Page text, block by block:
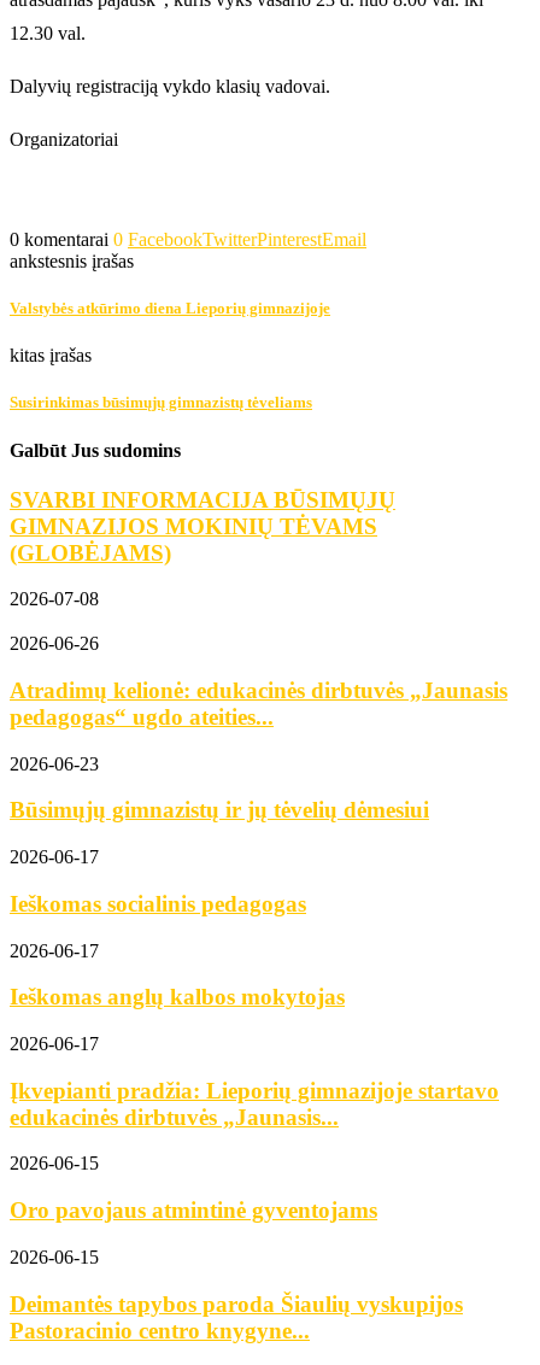
12.30 val.
Dalyvių registraciją vykdo klasių vadovai.
Organizatoriai
0 komentarai 0 FacebookTwitterPinterestEmail
ankstesnis įrašas
Valstybės atkūrimo diena Lieporių gimnazijoje
kitas įrašas
Susirinkimas būsimųjų gimnazistų tėveliams
Galbūt Jus sudomins
SVARBI INFORMACIJA BŪSIMŲJŲ
GIMNAZIJOS MOKINIŲ TĖVAMS
(GLOBĖJAMS)
2026-07-08
2026-06-26
Atradimų kelionė: edukacinės dirbtuvės „Jaunasis
pedagogas“ ugdo ateities...
2026-06-23
Būsimųjų gimnazistų ir jų tėvelių dėmesiui
2026-06-17
Ieškomas socialinis pedagogas
2026-06-17
Ieškomas anglų kalbos mokytojas
2026-06-17
Įkvepianti pradžia: Lieporių gimnazijoje startavo
edukacinės dirbtuvės „Jaunasis...
2026-06-15
Oro pavojaus atmintinė gyventojams
2026-06-15
Deimantės tapybos paroda Šiaulių vyskupijos
Pastoracinio centro knygyne...